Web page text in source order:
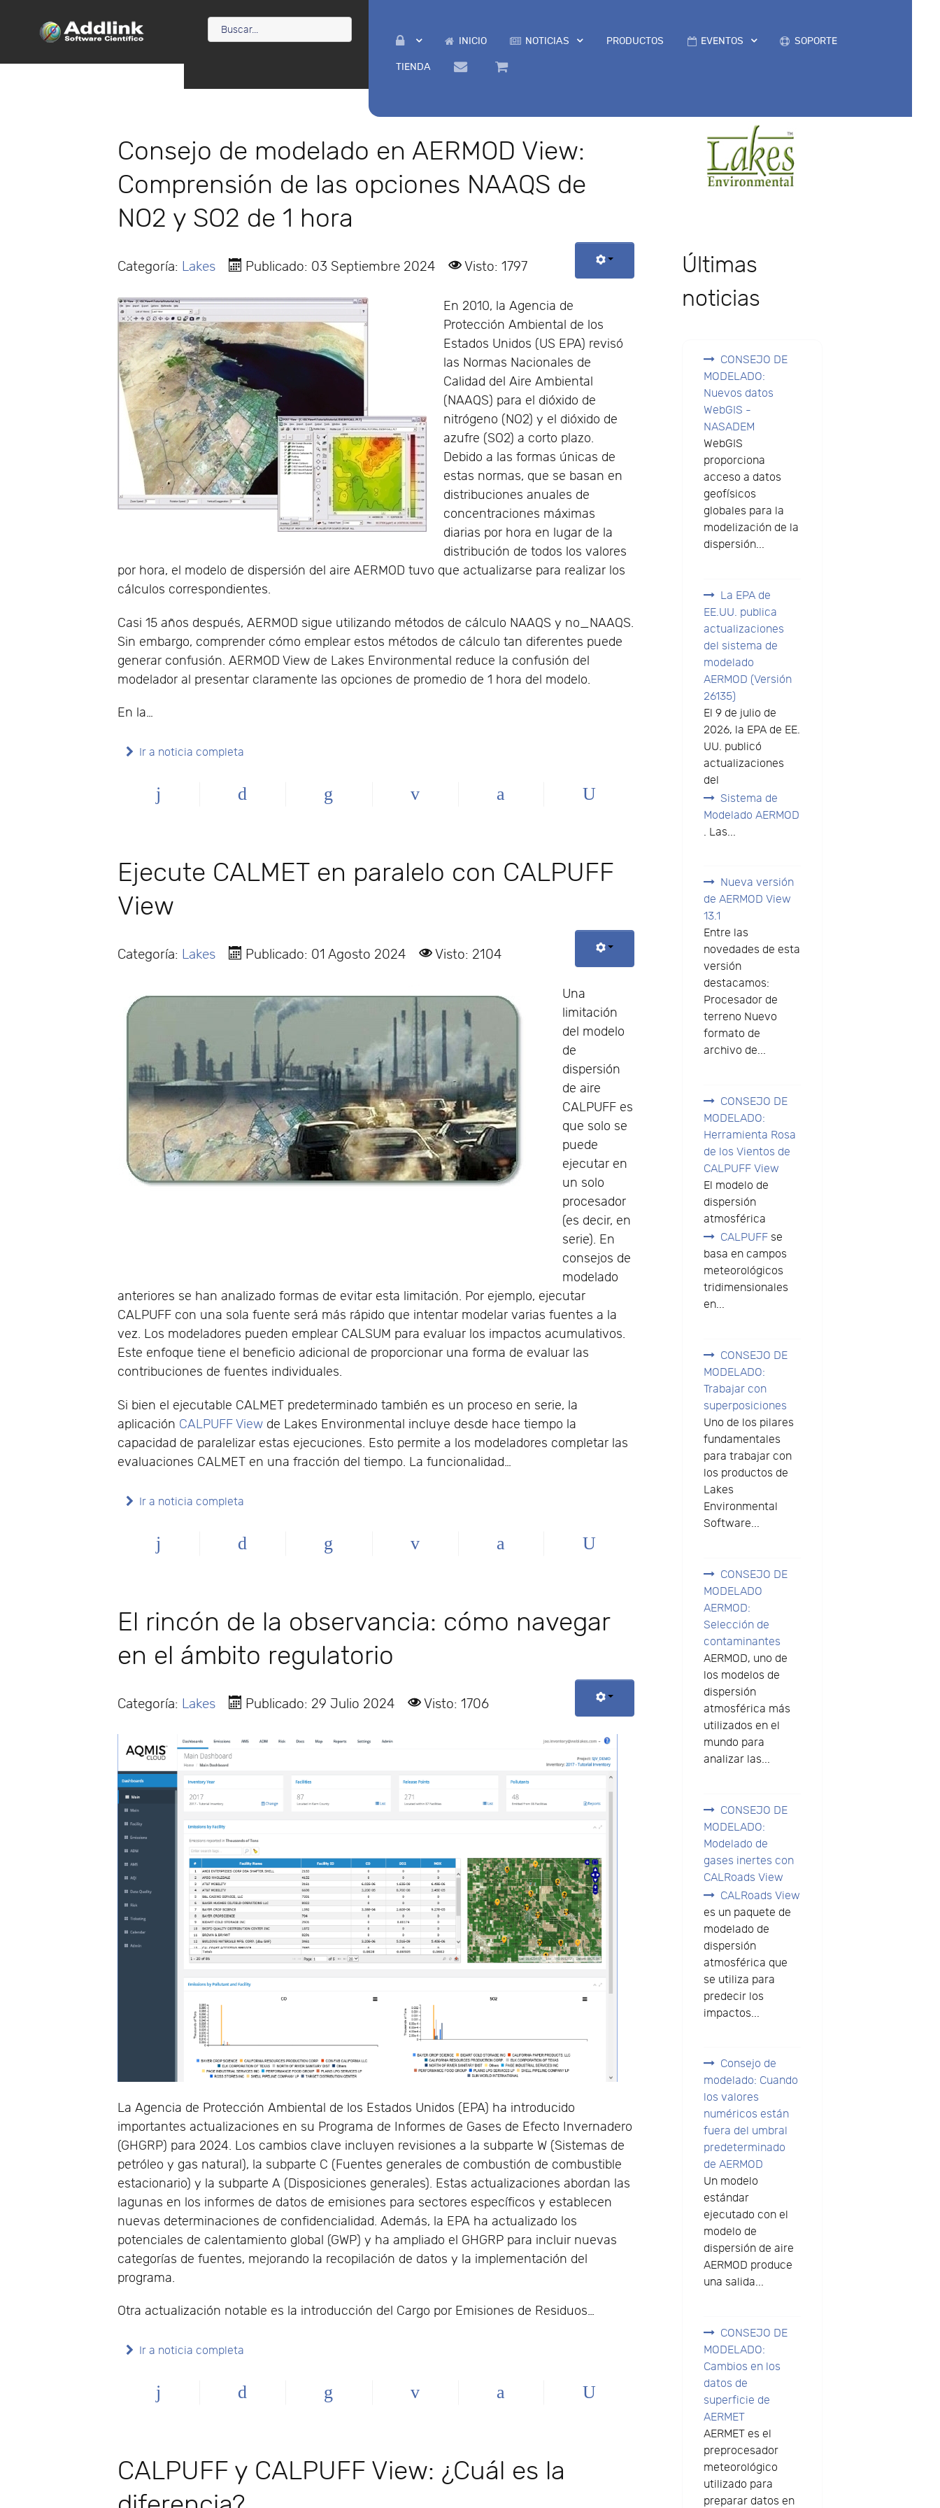
INICIO NOTICIAS PRODUCTOS EVENTOS SOPORTE
TIENDA
Consejo de modelado en AERMOD View:
Comprensión de las opciones NAAQS de
NO2 y SO2 de 1 hora
Categoría: Lakes Publicado: 03 Septiembre 2024 Visto: 1797
En 2010, la Agencia de
Protección Ambiental de los
Estados Unidos (US EPA) revisó
las Normas Nacionales de
Calidad del Aire Ambiental
(NAAQS) para el dióxido de
nitrógeno (NO2) y el dióxido de
azufre (SO2) a corto plazo.
Debido a las formas únicas de
estas normas, que se basan en
distribuciones anuales de
concentraciones máximas
diarias por hora en lugar de la
distribución de todos los valores
por hora, el modelo de dispersión del aire AERMOD tuvo que actualizarse para realizar los
cálculos correspondientes.
Casi 15 años después, AERMOD sigue utilizando métodos de cálculo NAAQS y no_NAAQS.
Sin embargo, comprender cómo emplear estos métodos de cálculo tan diferentes puede
generar confusión. AERMOD View de Lakes Environmental reduce la confusión del
modelador al presentar claramente las opciones de promedio de 1 hora del modelo.
En la…
Ir a noticia completa
Ejecute CALMET en paralelo con CALPUFF
View
Categoría: Lakes Publicado: 01 Agosto 2024 Visto: 2104
Una
limitación
del modelo
de
dispersión
de aire
CALPUFF es
que solo se
puede
ejecutar en
un solo
procesador
(es decir, en
serie). En
consejos de
modelado
anteriores se han analizado formas de evitar esta limitación. Por ejemplo, ejecutar
CALPUFF con una sola fuente será más rápido que intentar modelar varias fuentes a la
vez. Los modeladores pueden emplear CALSUM para evaluar los impactos acumulativos.
Este enfoque tiene el beneficio adicional de proporcionar una forma de evaluar las
contribuciones de fuentes individuales.
Si bien el ejecutable CALMET predeterminado también es un proceso en serie, la
aplicación CALPUFF View de Lakes Environmental incluye desde hace tiempo la
capacidad de paralelizar estas ejecuciones. Esto permite a los modeladores completar las
evaluaciones CALMET en una fracción del tiempo. La funcionalidad…
Ir a noticia completa
El rincón de la observancia: cómo navegar
en el ámbito regulatorio
Categoría: Lakes Publicado: 29 Julio 2024 Visto: 1706
La Agencia de Protección Ambiental de los Estados Unidos (EPA) ha introducido
importantes actualizaciones en su Programa de Informes de Gases de Efecto Invernadero
(GHGRP) para 2024. Los cambios clave incluyen revisiones a la subparte W (Sistemas de
petróleo y gas natural), la subparte C (Fuentes generales de combustión de combustible
estacionario) y la subparte A (Disposiciones generales). Estas actualizaciones abordan las
lagunas en los informes de datos de emisiones para sectores específicos y establecen
nuevas determinaciones de confidencialidad. Además, la EPA ha actualizado los
potenciales de calentamiento global (GWP) y ha ampliado el GHGRP para incluir nuevas
categorías de fuentes, mejorando la recopilación de datos y la implementación del
programa.
Otra actualización notable es la introducción del Cargo por Emisiones de Residuos…
Ir a noticia completa
CALPUFF y CALPUFF View: ¿Cuál es la
Últimas
noticias
CONSEJO DE
MODELADO:
Nuevos datos
WebGIS -
NASADEM
WebGIS
proporciona
acceso a datos
geofísicos
globales para la
modelización de la
dispersión...
La EPA de
EE.UU. publica
actualizaciones
del sistema de
modelado
AERMOD (Versión
26135)
El 9 de julio de
2026, la EPA de EE.
UU. publicó
actualizaciones
del
Sistema de
Modelado AERMOD
. Las...
Nueva versión
de AERMOD View
13.1
Entre las
novedades de esta
versión
destacamos:
Procesador de
terreno Nuevo
formato de
archivo de...
CONSEJO DE
MODELADO:
Herramienta Rosa
de los Vientos de
CALPUFF View
El modelo de
dispersión
atmosférica
CALPUFFse
basa en campos
meteorológicos
tridimensionales
en...
CONSEJO DE
MODELADO:
Trabajar con
superposiciones
Uno de los pilares
fundamentales
para trabajar con
los productos de
Lakes
Environmental
Software...
CONSEJO DE
MODELADO
AERMOD:
Selección de
contaminantes
AERMOD, uno de
los modelos de
dispersión
atmosférica más
utilizados en el
mundo para
analizar las...
CONSEJO DE
MODELADO:
Modelado de
gases inertes con
CALRoads View
CALRoads View
es un paquete de
modelado de
dispersión
atmosférica que
se utiliza para
predecir los
impactos...
Consejo de
modelado: Cuando
los valores
numéricos están
fuera del umbral
predeterminado
de AERMOD
Un modelo
estándar
ejecutado con el
modelo de
dispersión de aire
AERMOD produce
una salida...
CONSEJO DE
MODELADO:
Cambios en los
datos de
superficie de
AERMET
AERMET es el
preprocesador
meteorológico
utilizado para
preparar datos en